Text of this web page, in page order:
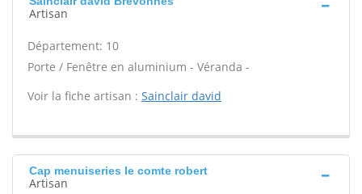
Artisan
Département: 10
Porte / Fenêtre en aluminium - Véranda -
Voir la fiche artisan : Sainclair david
Cap menuiseries Ie comte robert
Artisan